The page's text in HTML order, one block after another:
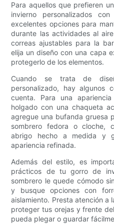
Para aquellos que prefieren
invierno personalizados
excelentes opciones para
durante las actividades al
correas ajustables para la
elija un diseño con una capa
protegerlo de los elementos.
Cuando se trata de
personalizado, hay algunos
cuenta. Para una
holgado con una chaqueta
agregue una bufanda gruesa
sombrero fedora o cloche,
abrigo hecho a medida y
apariencia refinada.
Además del estilo, es
prácticos de tu gorro de
sombrero le quede cómodo
y busque opciones con
aislamiento. Presta atención a
proteger tus orejas y frente
pueda plegar o guardar